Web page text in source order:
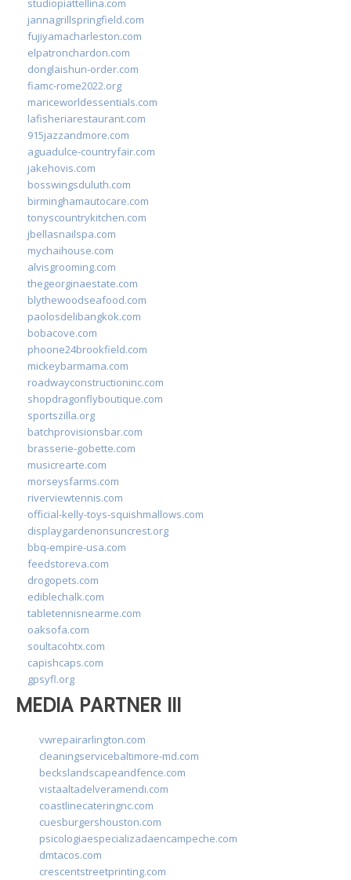
jannagrillspringfield.com
fujiyamacharleston.com
elpatronchardon.com
donglaishun-order.com
fiamc-rome2022.org
mariceworldessentials.com
lafisheriarestaurant.com
915jazzandmore.com
aguadulce-countryfair.com
jakehovis.com
bosswingsduluth.com
birminghamautocare.com
tonyscountrykitchen.com
jbellasnailspa.com
mychaihouse.com
alvisgrooming.com
thegeorginaestate.com
blythewoodseafood.com
paolosdelibangkok.com
bobacove.com
phoone24brookfield.com
mickeybarmama.com
roadwayconstructioninc.com
shopdragonflyboutique.com
sportszilla.org
batchprovisionsbar.com
brasserie-gobette.com
musicrearte.com
morseysfarms.com
riverviewtennis.com
official-kelly-toys-squishmallows.com
displaygardenonsuncrest.org
bbq-empire-usa.com
feedstoreva.com
drogopets.com
ediblechalk.com
tabletennisnearme.com
oaksofa.com
soultacohtx.com
capishcaps.com
gpsyfl.org
MEDIA PARTNER III
vwrepairarlington.com
cleaningservicebaltimore-md.com
beckslandscapeandfence.com
vistaaltadelveramendi.com
coastlinecateringnc.com
cuesburgershouston.com
psicologiaespecializadaencampeche.com
dmtacos.com
crescentstreetprinting.com